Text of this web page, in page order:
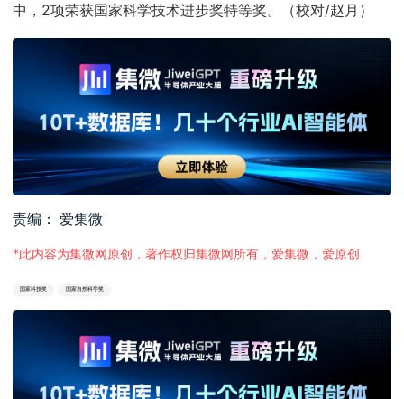
中，2项荣获国家科学技术进步奖特等奖。（校对/赵月）
责编： 爱集微
*此内容为集微网原创，著作权归集微网所有，爱集微，爱原创
国家科技奖 国家自然科学奖